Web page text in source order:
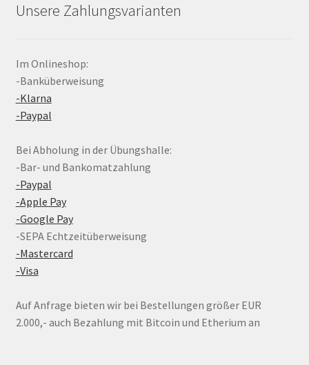
Unsere Zahlungsvarianten
Im Onlineshop:
-Banküberweisung
-Klarna
-Paypal
Bei Abholung in der Übungshalle:
-Bar- und Bankomatzahlung
-Paypal
-Apple Pay
-Google Pay
-SEPA Echtzeitüberweisung
-Mastercard
-Visa
Auf Anfrage bieten wir bei Bestellungen größer EUR
2.000,- auch Bezahlung mit Bitcoin und Etherium an